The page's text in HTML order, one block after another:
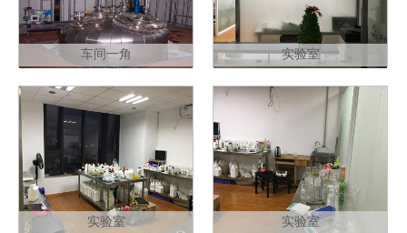
车间一角 实验室
实验室 实验室